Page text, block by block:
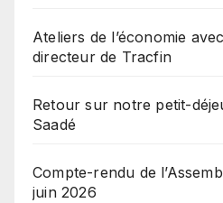
Ateliers de l’économie
directeur de Tracfin
Retour sur notre petit-
Saadé
Compte-rendu de
juin 2026